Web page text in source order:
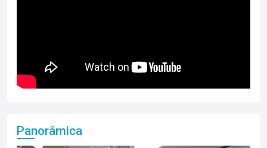
Panorâmica